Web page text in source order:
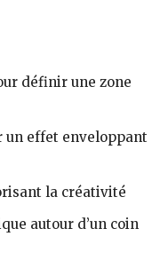
définir une zone
un effet enveloppant
la créativité
autour d’un coin